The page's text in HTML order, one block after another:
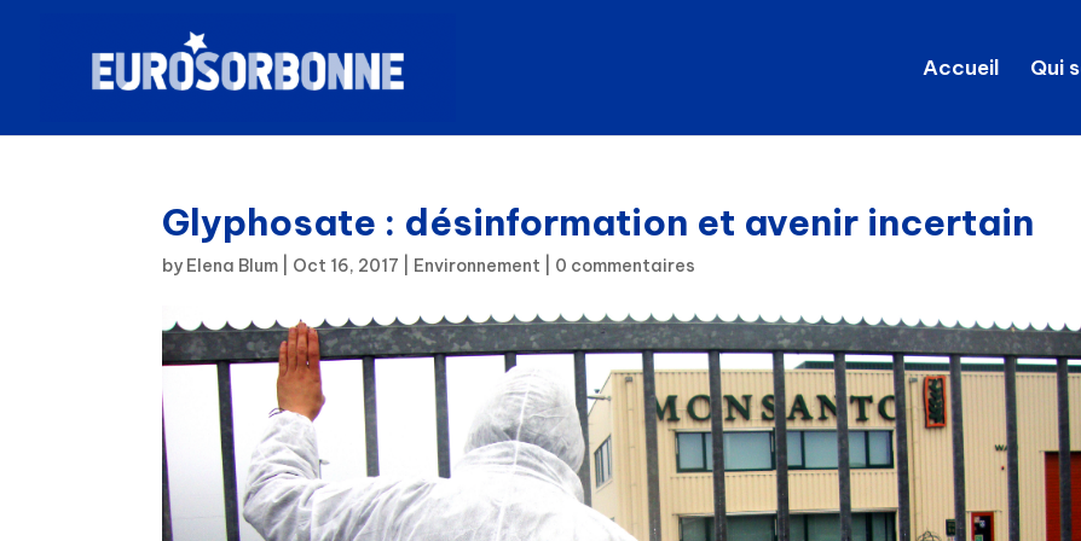
Accueil Qui
Glyphosate : désinformation et avenir incertain
by Elena Blum Oct 16, 2017 Environnement 0 commentaires